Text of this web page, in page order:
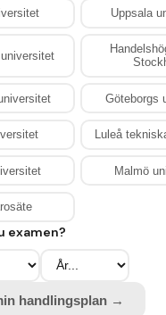
Uppsala
Göteborgs
Luleå
Malmö
examen?
handlingsplan →